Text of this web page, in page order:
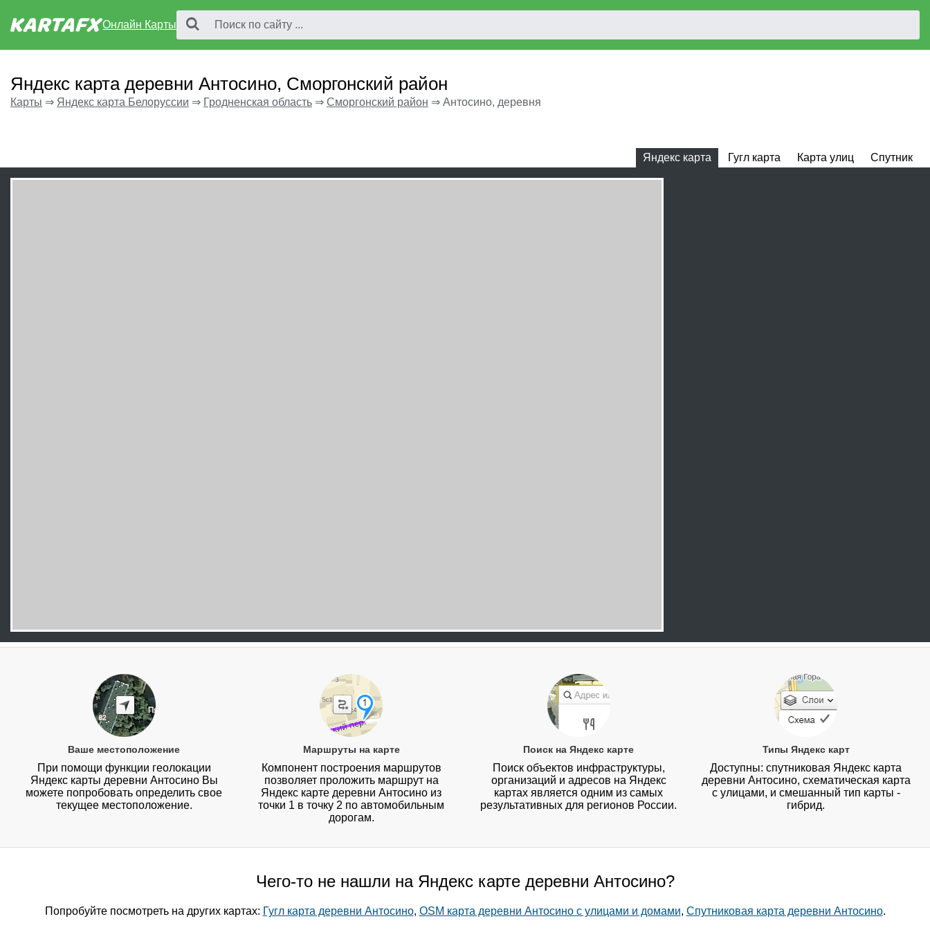
Онлайн Карты
Яндекс карта деревни Антосино, Сморгонский район
Карты ⇒ Яндекс карта Белоруссии ⇒ Гродненская область ⇒ Сморгонский район ⇒ Антосино, деревня
Яндекс карта Гугл карта Карта улиц Спутник
Ваше местоположение
При помощи функции геолокации
Яндекс карты деревни Антосино Вы
можете попробовать определить свое
текущее местоположение.
Маршруты на карте
Компонент построения маршрутов
позволяет проложить маршрут на
Яндекс карте деревни Антосино из
точки 1 в точку 2 по автомобильным
дорогам.
Поиск на Яндекс карте
Поиск объектов инфраструктуры,
организаций и адресов на Яндекс
картах является одним из самых
результативных для регионов России.
Типы Яндекс карт
Доступны: спутниковая Яндекс карта
деревни Антосино, схематическая карта
с улицами, и смешанный тип карты -
гибрид.
Чего-то не нашли на Яндекс карте деревни Антосино?
Попробуйте посмотреть на других картах: Гугл карта деревни Антосино, OSM карта деревни Антосино с улицами и домами, Спутниковая карта деревни Антосино.